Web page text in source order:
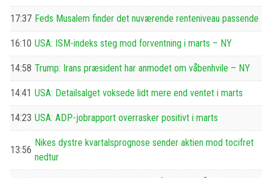
17:37 Feds Musalem finder det nuværende renteniveau passende
16:10 USA: ISM-indeks steg mod forventning i marts – NY
14:58 Trump: Irans præsident har anmodet om våbenhvile – NY
14:41 USA: Detailsalget voksede lidt mere end ventet i marts
14:23 USA: ADP-jobrapport overrasker positivt i marts
13:56
Nikes dystre kvartalsprognose sender aktien mod tocifret
nedtur